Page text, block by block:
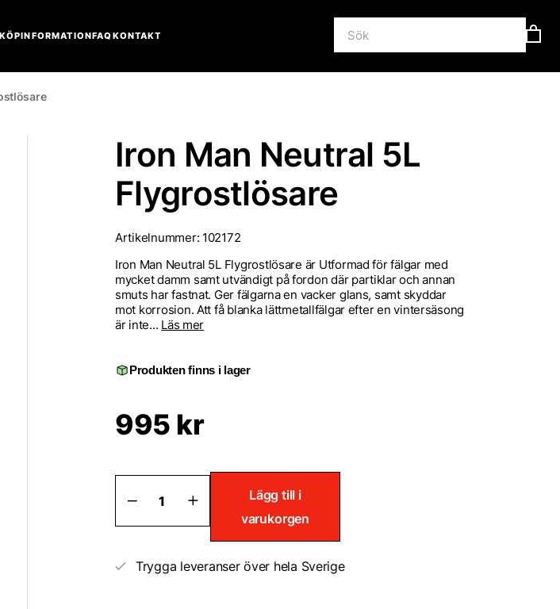
KÖPINFORMATIONFAQKONTAKT
Iron Man Neutral 5L
Flygrostlösare
Artikelnummer: 102172
Iron Man Neutral 5L Flygrostlösare är Utformad för fälgar med
mycket damm samt utvändigt på fordon där partiklar och annan
smuts har fastnat. Ger fälgarna en vacker glans, samt skyddar
mot korrosion. Att få blanka lättmetallfälgar efter en vintersäsong
är inte... Läs mer
Produkten finns i lager
995 kr
Iron
Man
Neutral
mängd
Lägg till i
varukorgen
Trygga leveranser över hela Sverige